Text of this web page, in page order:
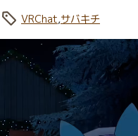
タグ:
VRChat,サバキチ